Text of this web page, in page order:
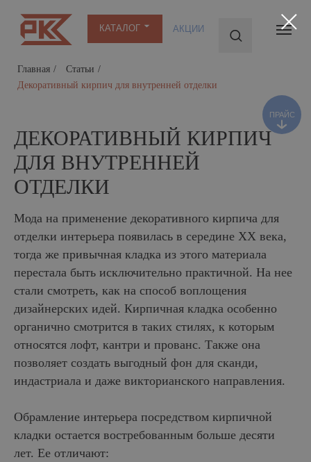
Главная / Статьи /
Декоративный кирпич для внутренней отделки
ДЕКОРАТИВНЫЙ КИРПИЧ
ДЛЯ ВНУТРЕННЕЙ
ОТДЕЛКИ
Мода на применение декоративного кирпича для
отделки интерьера появилась в середине XX века,
тогда же привычная кладка из этого материала
перестала быть исключительно практичной. На нее
стали смотреть, как на способ воплощения
дизайнерских идей. Кирпичная кладка особенно
органично смотрится в таких стилях, к которым
относятся лофт, кантри и прованс. Также она
позволяет создать выгодный фон для сканди,
индастриала и даже викторианского направления.
Обрамление интерьера посредством кирпичной
кладки остается востребованным больше десяти
лет. Ее отличают: